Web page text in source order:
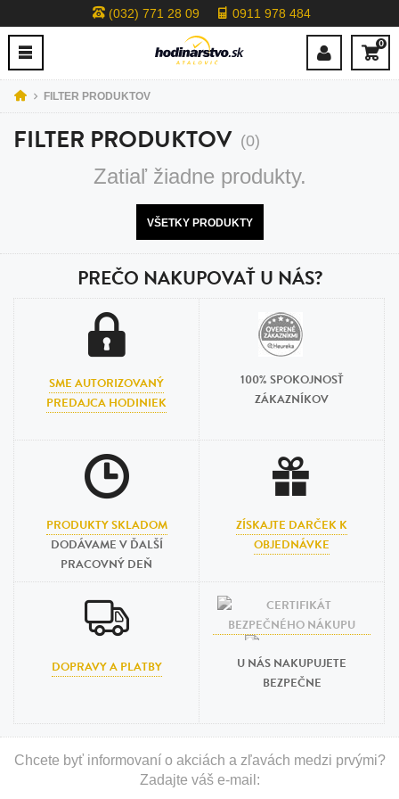
(032) 771 28 09 0911 978 484
0
FILTER PRODUKTOV
FILTER PRODUKTOV (0)
Zatiaľ žiadne produkty.
VŠETKY PRODUKTY
PREČO NAKUPOVAŤ U NÁS?
SME AUTORIZOVANÝ
PREDAJCA HODINIEK
100% SPOKOJNOSŤ
ZÁKAZNÍKOV
PRODUKTY SKLADOM
DODÁVAME V ĎALŠÍ
PRACOVNÝ DEŇ
ZÍSKAJTE DARČEK K
OBJEDNÁVKE
DOPRAVY A PLATBY
U NÁS NAKUPUJETE
BEZPEČNE
Chcete byť informovaní o akciách a zľavách medzi prvými?
Zadajte váš e-mail: